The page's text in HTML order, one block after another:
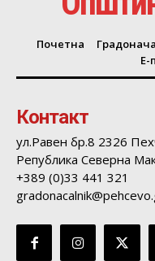
Почетна
Е-
Контакт
ул.Равен бр.8 2326
Република Северна
+389 (0)33 441 321